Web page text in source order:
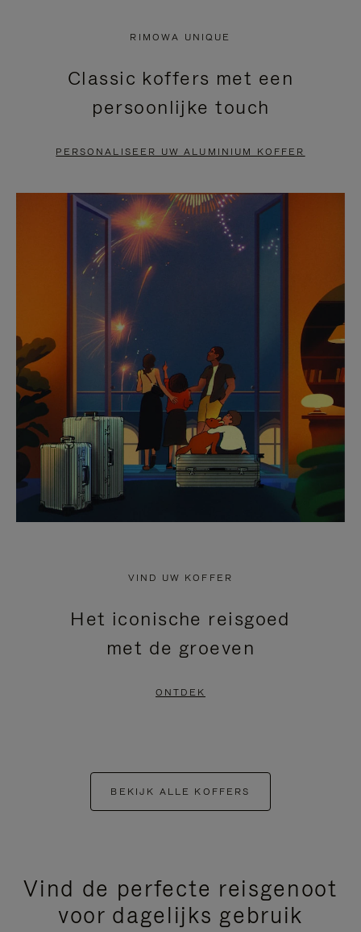
DRUK
OM
PAUZEREN
VIDEO
IS
UITGESCHAKELD.
HIER
OM
HET
DEMPEN
OP
TE
HEFFEN
RIMOWA UNIQUE
Classic koffers met een
persoonlijke touch
PERSONALISEER UW ALUMINIUM KOFFER
VIND UW KOFFER
Het iconische reisgoed
met de groeven
ONTDEK
BEKIJK ALLE KOFFERS
Vind de perfecte reisgenoot
voor dagelijks gebruik